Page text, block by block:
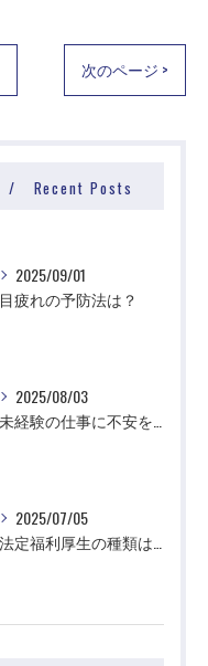
次のページ >
Recent Posts
2025/09/01
目疲れの予防法は？
2025/08/03
2025/07/05